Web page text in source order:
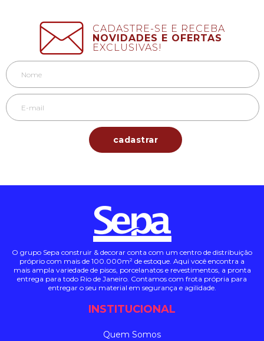
CADASTRE-SE E RECEBA
NOVIDADES E OFERTAS
EXCLUSIVAS!
O grupo Sepa construir & decorar conta com um centro de distribuição
próprio com mais de 100.000m² de estoque. Aqui você encontra a
mais ampla variedade de pisos, porcelanatos e revestimentos, a pronta
entrega para todo Rio de Janeiro. Contamos com frota própria para
entregar o seu material em segurança e agilidade.
INSTITUCIONAL
Quem Somos